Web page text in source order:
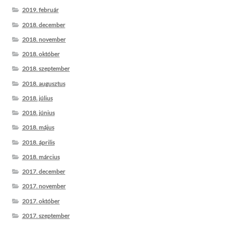
2019. február
2018. december
2018. november
2018. október
2018. szeptember
2018. augusztus
2018. július
2018. június
2018. május
2018. április
2018. március
2017. december
2017. november
2017. október
2017. szeptember